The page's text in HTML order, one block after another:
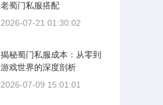
老蜀门私服搭配
2026-07-21 01:30:02
揭秘蜀门私服成本：从零到
游戏世界的深度剖析
2026-07-09 15:01:01